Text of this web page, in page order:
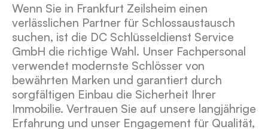
Wenn Sie in Frankfurt Zeilsheim einen
verlässlichen Partner für Schlossaustausch
suchen, ist die DC Schlüsseldienst Service
GmbH die richtige Wahl. Unser Fachpersonal
verwendet modernste Schlösser von
bewährten Marken und garantiert durch
sorgfältigen Einbau die Sicherheit Ihrer
Immobilie. Vertrauen Sie auf unsere langjährige
Erfahrung und unser Engagement für Qualität,